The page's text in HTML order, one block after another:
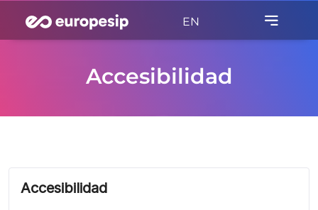
EN
Accesibilidad
Accesibilidad